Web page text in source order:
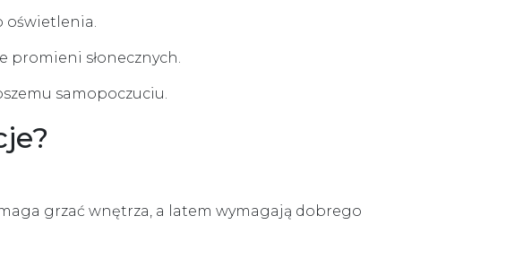
promieni słonecznych.
samopoczuciu.
grzać wnętrza, a latem wymagają dobrego